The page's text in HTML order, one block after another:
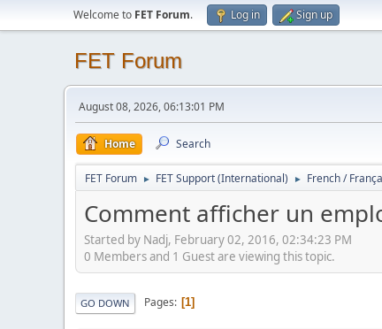
Welcome to FET Forum. Log in Sign up
FET Forum
August 08, 2026, 06:13:01 PM
Home Search
FET Forum ► FET Support (International) ► French /
Comment afficher un
Started by Nadj, February 02, 2016, 02:34:23 PM
0 Members and 1 Guest are viewing this topic.
GO DOWN Pages 1